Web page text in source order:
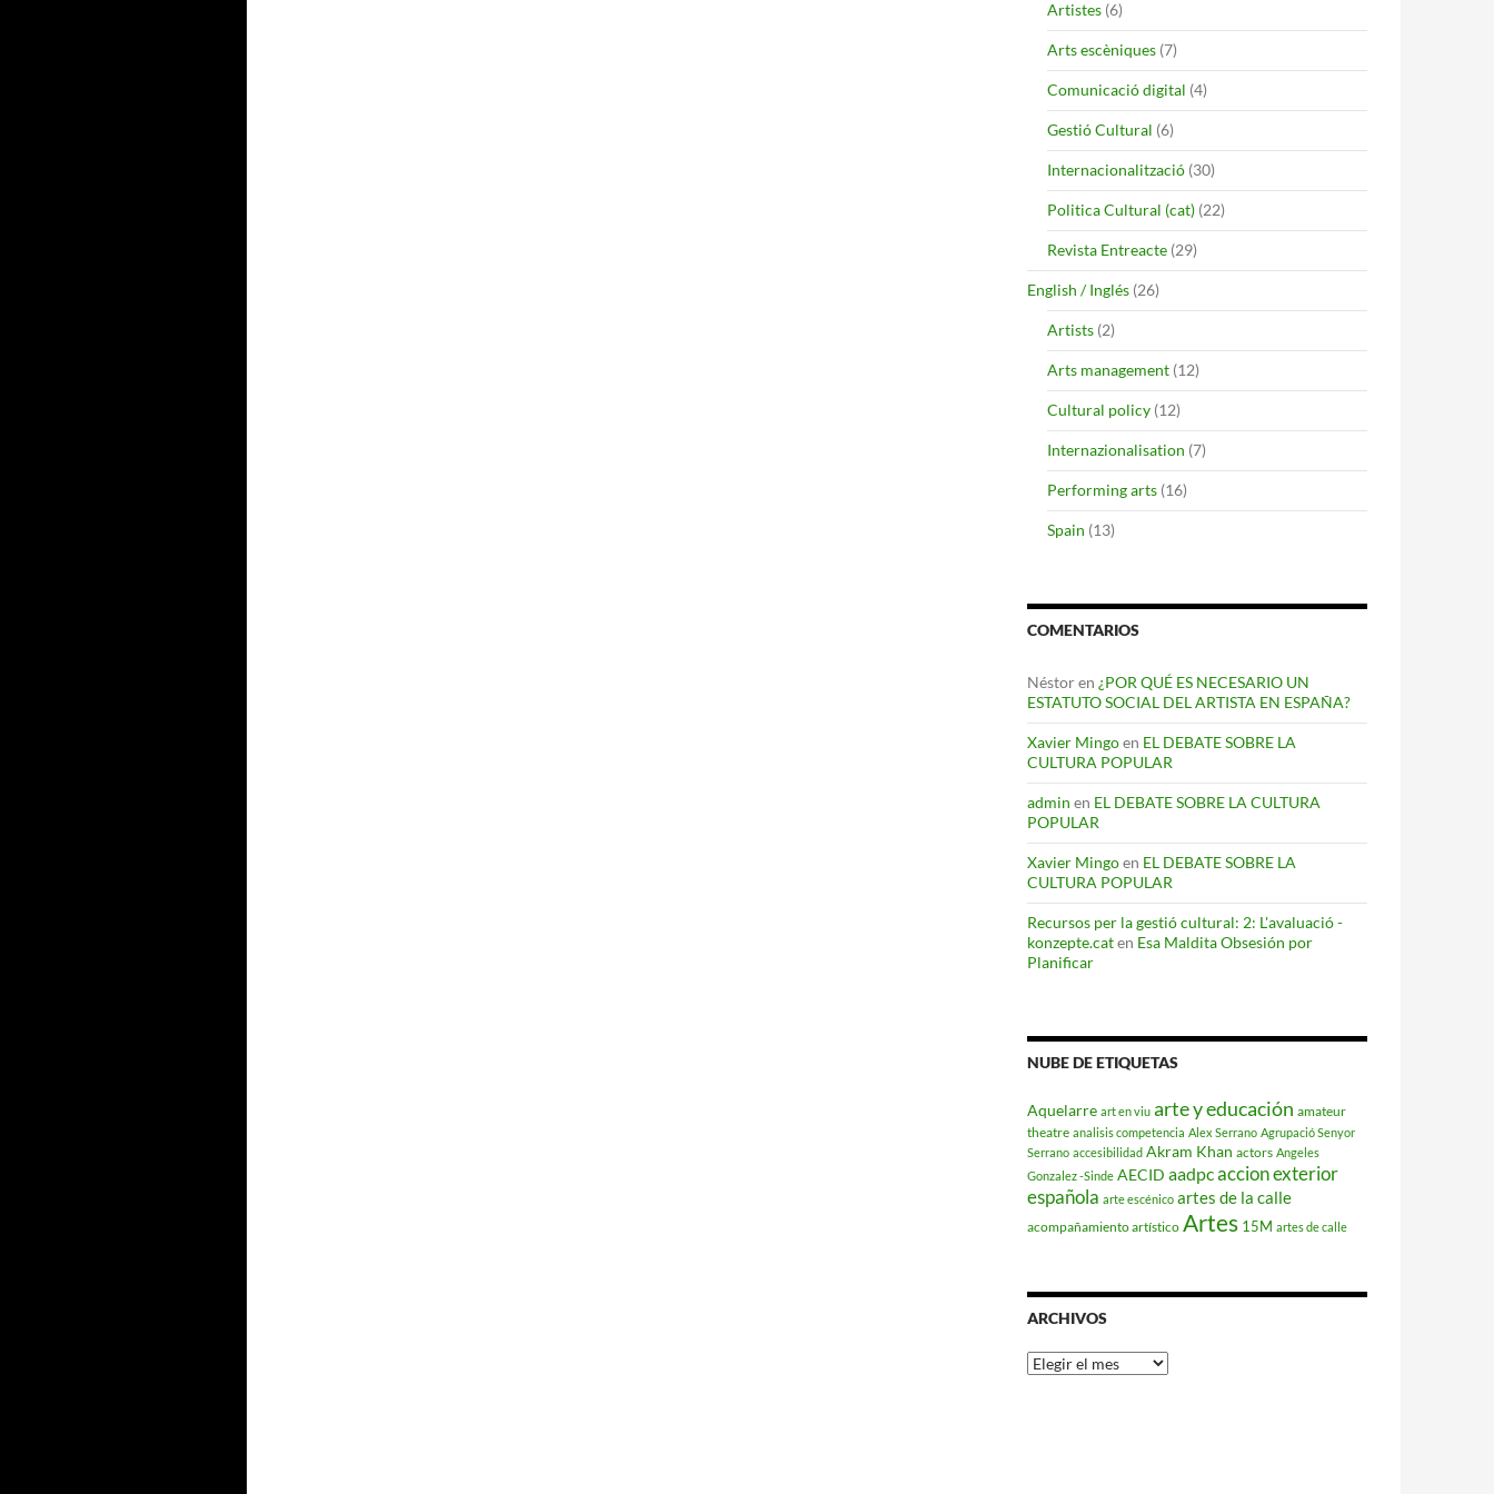
Artistes (6)
Arts escèniques (7)
Comunicació digital (4)
Gestió Cultural (6)
Internacionalització (30)
Politica Cultural (cat) (22)
Revista Entreacte (29)
English / Inglés (26)
Artists (2)
Arts management (12)
Cultural policy (12)
Internazionalisation (7)
Performing arts (16)
Spain (13)
COMENTARIOS
Néstoren ¿POR QUÉ ES NECESARIO UN
ESTATUTO SOCIAL DEL ARTISTA EN ESPAÑA?
Xavier Mingoen EL DEBATE SOBRE LA
CULTURA POPULAR
admin en EL DEBATE SOBRE LA CULTURA
POPULAR
Xavier Mingoen EL DEBATE SOBRE LA
CULTURA POPULAR
Recursos per la gestió cultural: 2: L'avaluació -
konzepte.caten Esa Maldita Obsesión por
Planificar
NUBE DE ETIQUETAS
Aquelarre art en viu arte y educación amateur
theatre analisis competencia Alex Serrano Agrupació Senyor
Serrano accesibilidad Akram Khan actors Angeles
Gonzalez -Sinde AECID aadpcaccion exterior
española arte escénico artes de la calle
acompañamiento artístico Artes 15M artes de calle
ARCHIVOS
Archivos